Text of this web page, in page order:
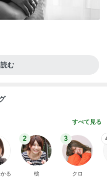
む
すべて見る
る
2
桃
3
クロ